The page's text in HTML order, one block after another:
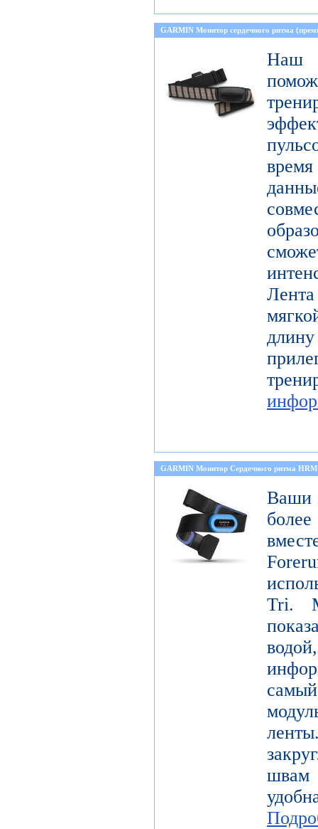
GARMIN Монитор сердечного ритма
Наш
GARMIN Монитор Сердечного ритма
Ваши
Tri.
швам